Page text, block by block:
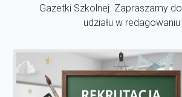
Gazetki Szkolnej. Zapraszamy
udziału w redagowaniu